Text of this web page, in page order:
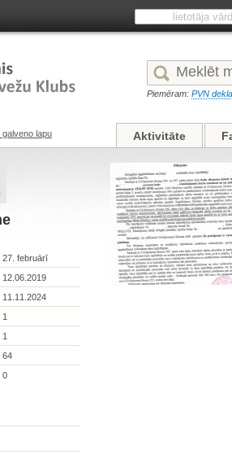
Piemēram: PVN
lapu Aktivitāte
27. februārī
12.06.2019
11.11.2024
1
1
64
0